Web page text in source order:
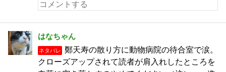
はなちゃん
ネタバレ
鄭天寿の散り方に動物病院の待合室で涙。
クローズアップされて読者が肩入れしたところを